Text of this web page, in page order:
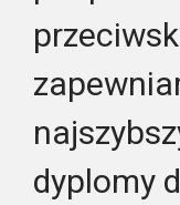
dyplomy